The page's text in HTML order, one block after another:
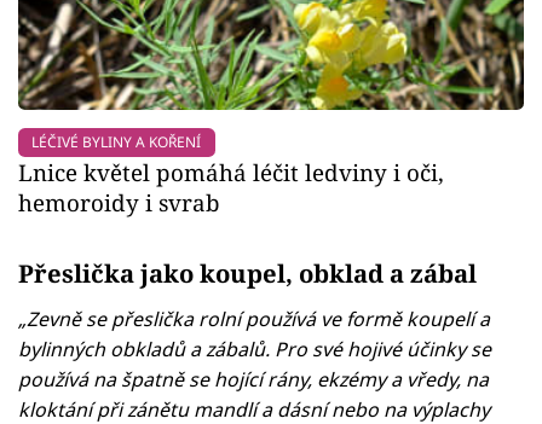
LÉČIVÉ BYLINY A KOŘENÍ
Lnice květel pomáhá léčit ledviny i oči,
hemoroidy i svrab
Přeslička jako koupel, obklad a zábal
„Zevně se přeslička rolní používá ve formě koupelí a
bylinných obkladů a zábalů. Pro své hojivé účinky se
používá na špatně se hojící rány, ekzémy a vředy, na
kloktání při zánětu mandlí a dásní nebo na výplachy